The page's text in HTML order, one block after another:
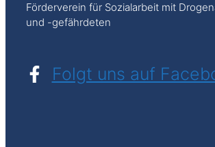
Förderverein für Sozialarbeit mit
und -gefährdeten
Folgt uns auf